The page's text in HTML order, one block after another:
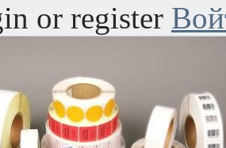
or register